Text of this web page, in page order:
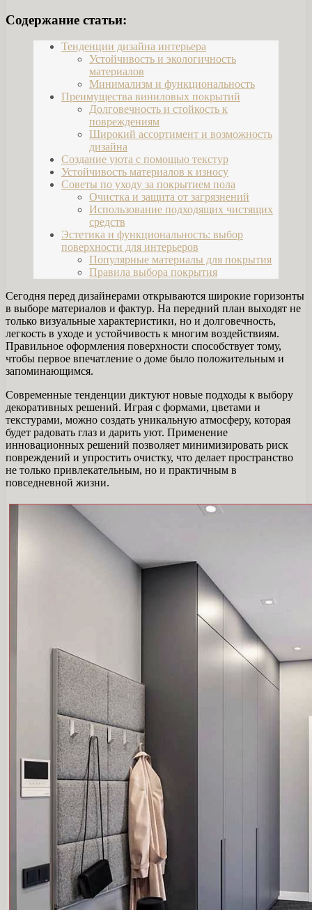
Содержание статьи:
Тенденции дизайна интерьера
Устойчивость и экологичность
материалов
Минимализм и функциональность
Преимущества виниловых покрытий
Долговечность и стойкость к
повреждениям
Широкий ассортимент и возможность
дизайна
Создание уюта с помощью текстур
Устойчивость материалов к износу
Советы по уходу за покрытием пола
Очистка и защита от загрязнений
Использование подходящих чистящих
средств
Эстетика и функциональность: выбор
поверхности для интерьеров
Популярные материалы для покрытия
Правила выбора покрытия
Сегодня перед дизайнерами открываются широкие горизонты
в выборе материалов и фактур. На передний план выходят не
только визуальные характеристики, но и долговечность,
легкость в уходе и устойчивость к многим воздействиям.
Правильное оформления поверхности способствует тому,
чтобы первое впечатление о доме было положительным и
запоминающимся.
Современные тенденции диктуют новые подходы к выбору
декоративных решений. Играя с формами, цветами и
текстурами, можно создать уникальную атмосферу, которая
будет радовать глаз и дарить уют. Применение
инновационных решений позволяет минимизировать риск
повреждений и упростить очистку, что делает пространство
не только привлекательным, но и практичным в
повседневной жизни.